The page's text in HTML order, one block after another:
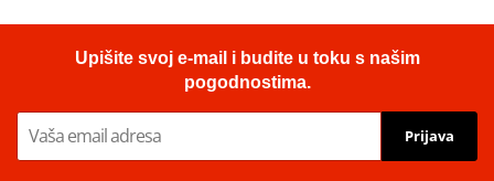
ml (ideal for workshops)
Upišite svoj e-mail i budite u toku s našim
pogodnostima.
Prijava